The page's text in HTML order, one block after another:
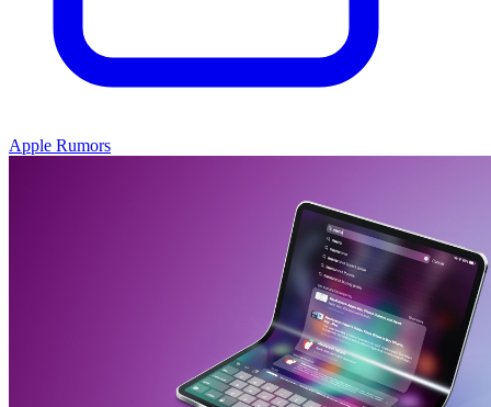
Apple Rumors